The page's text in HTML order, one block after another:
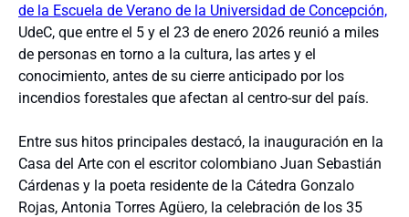
de la Escuela de Verano de la Universidad de Concepción,
UdeC, que entre el 5 y el 23 de enero 2026 reunió a miles
de personas en torno a la cultura, las artes y el
conocimiento, antes de su cierre anticipado por los
incendios forestales que afectan al centro-sur del país.
Entre sus hitos principales destacó, la inauguración en la
Casa del Arte con el escritor colombiano Juan Sebastián
Cárdenas y la poeta residente de la Cátedra Gonzalo
Rojas, Antonia Torres Agüero, la celebración de los 35